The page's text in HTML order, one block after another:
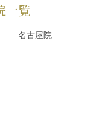
一覧
名古屋院